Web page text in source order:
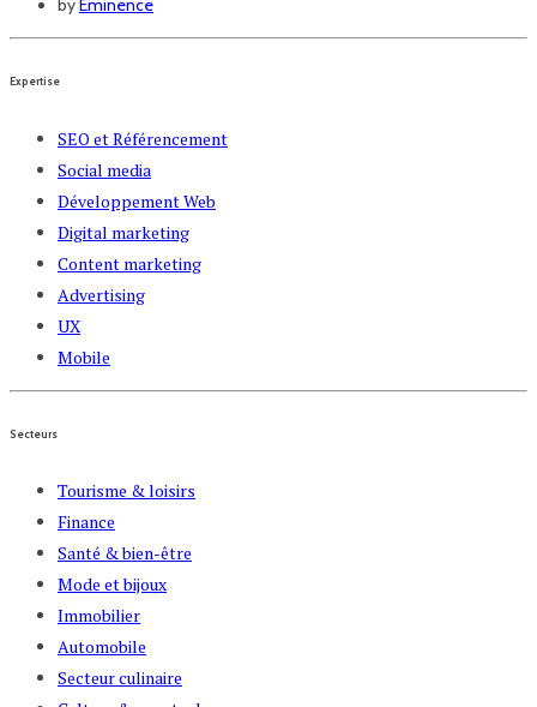
byEminence
Expertise
SEO et Référencement
Social media
Développement Web
Digital marketing
Content marketing
Advertising
UX
Mobile
Secteurs
Tourisme & loisirs
Finance
Santé & bien-être
Mode et bijoux
Immobilier
Automobile
Secteur culinaire